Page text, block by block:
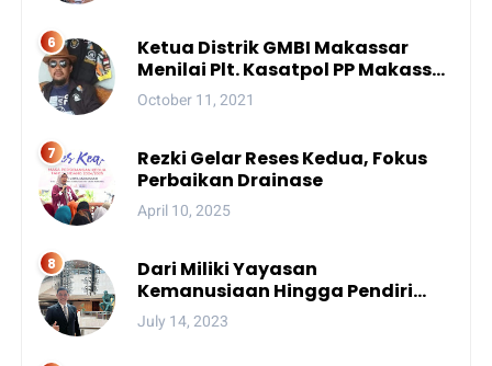
Ketua Distrik GMBI Makassar
Menilai Plt. Kasatpol PP Makassar
Melanggar Kode Etik ASN
October 11, 2021
Rezki Gelar Reses Kedua, Fokus
Perbaikan Drainase
April 10, 2025
Dari Miliki Yayasan
Kemanusiaan Hingga Pendiri
Unhan, Begini Profil Bro Rivai
Putra Sulsel Yang Promosi
July 14, 2023